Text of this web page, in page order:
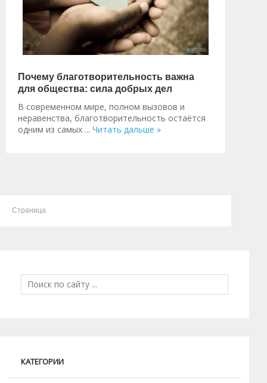
Почему благотворительность важна
для общества: сила добрых дел
В современном мире, полном вызовов и
неравенства, благотворительность остаётся
одним из самых ... Читать дальше »
Страница
КАТЕГОРИИ